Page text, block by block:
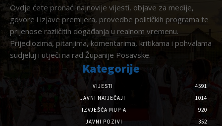
Ovdje ćete pronaći najnovije vijesti, objave za medije,
govore i izjave premijera, provedbe političkih programa te
prijenose različitih događanja u realnom vremenu.
Prijedlozima, pitanjima, komentarima, kritikama i pohvalama
sudjeluj i utječi na rad Županije Posavske.
Kategorije
VIJESTI
4591
JAVNI NATJEČAJI
1014
IZVJEŠĆA MUP-A
920
JAVNI POZIVI
352